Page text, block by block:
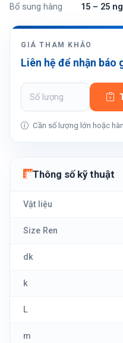
Bổ sung hàng 15 – 25
GIÁ THAM KHẢO
Liên hệ để nhận báo
Cần số lượng lớn hoặc
Thông số kỹ thuật
Vật liệu
Size Ren
dk
k
L
m